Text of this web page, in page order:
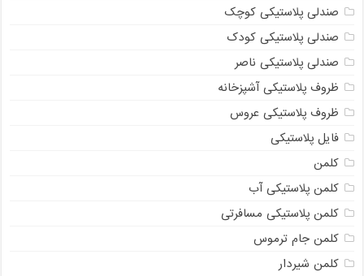
صندلی پلاستیکی کوچک
صندلی پلاستیکی کودک
صندلی پلاستیکی ناصر
ظروف پلاستیکی آشپزخانه
ظروف پلاستیکی عروس
فایل پلاستیکی
کلمن
کلمن پلاستیکی آب
کلمن پلاستیکی مسافرتی
کلمن جام ترموس
کلمن شیردار